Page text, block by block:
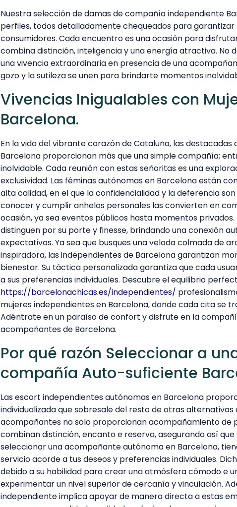
Nuestra selección de damas de compañía independiente
perfiles, todos detalladamente chequeados para
consumidores. Cada encuentro es una ocasión para
combina distinción, inteligencia y una energía atractiva. No
una vivencia extraordinaria en presencia de una
gozo y la sutileza se unen para brindarte momentos
Vivencias Inigualables con
Barcelona.
En la vida del vibrante corazón de Cataluña, las
Barcelona proporcionan más que una simple compañía;
inolvidable. Cada reunión con estas señoritas es una
exclusividad. Las féminas autónomas en Barcelona están
alta calidad, en el que la confidencialidad y la deferencia
conocer y cumplir anhelos personales las convierten en
ocasión, ya sea eventos públicos hasta momentos
distinguen por su porte y finesse, brindando una conexión
expectativas. Ya sea que busques una velada colmada de
inspiradora, las independientes de Barcelona garantizan
bienestar. Su táctica personalizada garantiza que cada
a sus preferencias individuales. Descubre el equilibrio
https://barcelonachicas.es/independientes/
mujeres independientes en Barcelona, donde cada cita se
Adéntrate en un paraíso de confort y disfrute en la
acompañantes de Barcelona.
Por qué razón Seleccionar a
compañía Auto-suficiente
Las escort independientes autónomas en Barcelona
individualizada que sobresale del resto de otras alternativas
acompañantes no solo proporcionan acompañamiento de
combinan distinción, encanto e reserva, asegurando así
seleccionar una acompañante autónoma en Barcelona,
servicio acorde a tus deseos y preferencias individuales.
debido a su habilidad para crear una atmósfera cómodo e
experimentar un nivel superior de cercanía y vinculación.
independiente implica apoyar de manera directa a estas